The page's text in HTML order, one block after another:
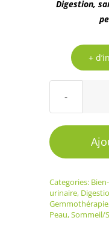
Digestion,
+
Categories:
urinaire,
Gemmothérapie
Peau,Sommeil/